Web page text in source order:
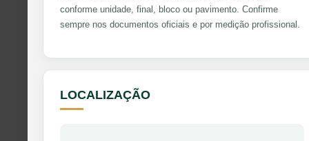
conforme unidade, final, bloco ou pavimento. Confirme
sempre nos documentos oficiais e por medição profissional.
LOCALIZAÇÃO